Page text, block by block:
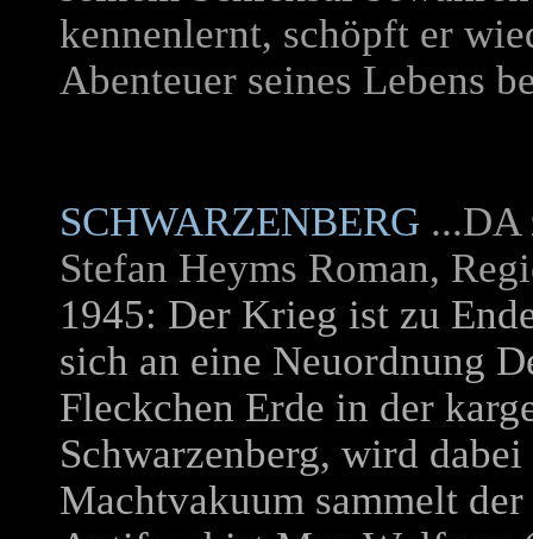
kennenlernt, schöpft er
Abenteuer seines Lebens
SCHWARZENBERG
Stefan Heyms Roman,
1945: Der Krieg ist zu
sich an eine Neuordnung
Fleckchen Erde in der
Schwarzenberg, wird
Machtvakuum sammelt